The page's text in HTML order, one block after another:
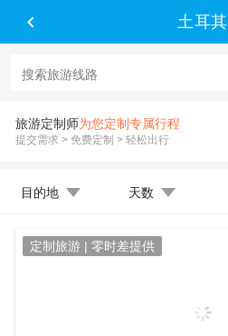
 土耳其
旅游定制师为您定制专属行程
提交需求 > 免费定制 > 轻松出行
目的地 天数
定制旅游 | 零时差提供